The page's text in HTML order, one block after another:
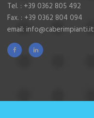
Tel. : +39 0362 805 492
Fax. : +39 0362 804 094
email: info@caberimpianti.it